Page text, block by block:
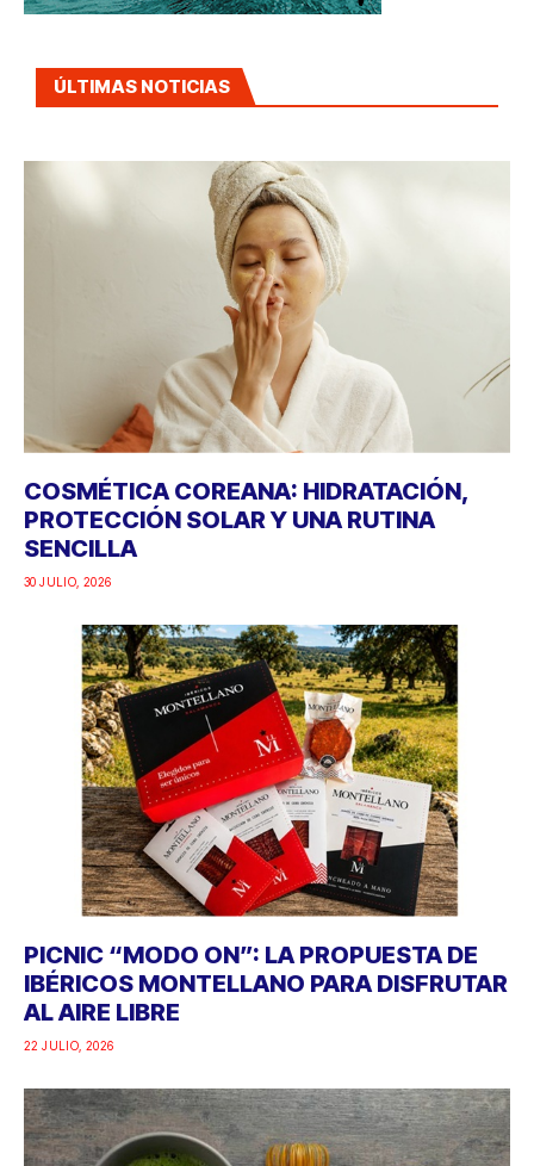
ÚLTIMAS NOTICIAS
COSMÉTICA COREANA: HIDRATACIÓN,
PROTECCIÓN SOLAR Y UNA RUTINA
SENCILLA
30 JULIO, 2026
PICNIC “MODO ON”: LA PROPUESTA DE
IBÉRICOS MONTELLANO PARA DISFRUTAR
AL AIRE LIBRE
22 JULIO, 2026